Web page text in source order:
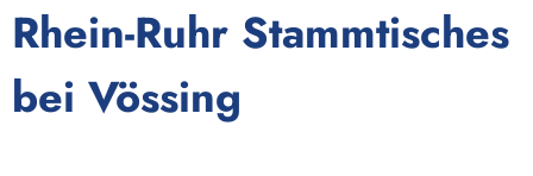
Rhein-Ruhr Stammtisches
bei Vössing